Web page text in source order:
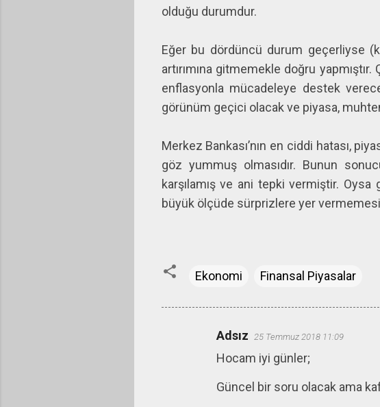
olduğu durumdur.
Eğer bu dördüncü durum geçerliyse
artırımına gitmemekle doğru
enflasyonla mücadeleye destek
görünüm geçici olacak ve piyasa,
Merkez Bankası’nın en ciddi hatası,
göz yummuş olmasıdır. Bunun
karşılamış ve ani tepki vermiştir. Oysa
büyük ölçüde sürprizlere yer
Ekonomi Finansal Piyasalar
Adsız 25 Temmuz 2018 11:09
Hocam iyi günler;
Güncel bir soru olacak ama